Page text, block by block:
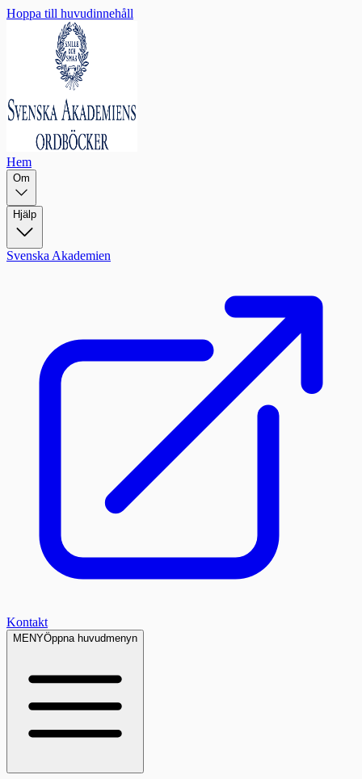
Hoppa till huvudinnehåll
Hem
Om
Hjälp
Svenska Akademien
Kontakt
MENYÖppna huvudmenyn